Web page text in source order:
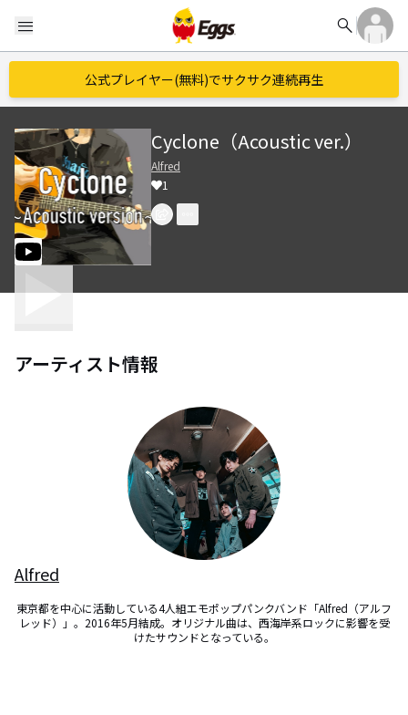
menu search
公式プレイヤー(無料)でサクサク連続再生
Cyclone（Acoustic ver.）
Alfred
1
アーティスト情報
Alfred
東京都を中心に活動している4人組エモポップパンクバンド「Alfred（アルフ
レッド）」。2016年5月結成。オリジナル曲は、西海岸系ロックに影響を受
けたサウンドとなっている。